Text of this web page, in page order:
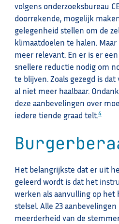
volgens onderzoeksbureau
doorrekende, mogelijk
gelegenheid stellen om de
klimaatdoelen te halen.
meer relevant. En er is er
snellere reductie nodig om
te blijven. Zoals gezegd is
al niet meer haalbaar.
deze aanbevelingen over
iedere tiende graad telt.4
Het belangrijkste dat er uit
geleerd wordt is dat het
werken als aanvulling op het
stelsel. Alle 23
meerderheid van de